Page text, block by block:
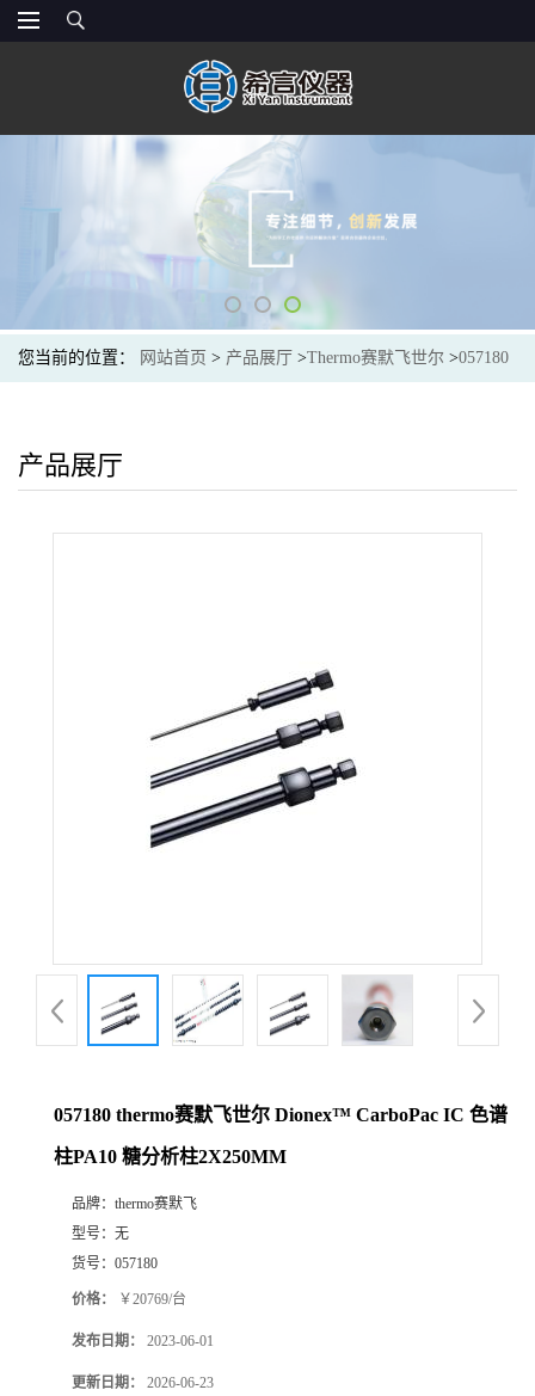
您当前的位置： 网站首页 > 产品展厅 >Thermo赛默飞世尔 >057180
2X250MM
产品展厅
057180 thermo赛默飞世尔 Dionex™ CarboPac IC 色谱
柱PA10 糖分析柱2X250MM
品牌： thermo赛默飞
型号： 无
货号： 057180
价格： ￥20769/台
发布日期： 2023-06-01
更新日期： 2026-06-23